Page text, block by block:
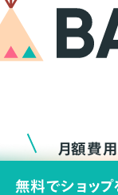
月額費
無料でショッ